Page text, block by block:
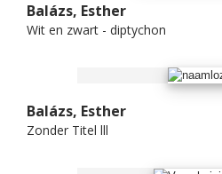
Balázs, Esther
Wit en zwart - diptychon
Balázs, Esther
Zonder Titel lll